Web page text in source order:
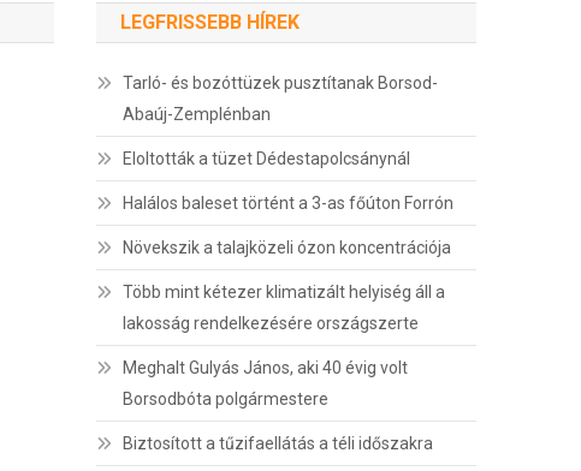
LEGFRISSEBB HÍREK
Tarló- és bozóttüzek pusztítanak Borsod-
Abaúj-Zemplénban
Eloltották a tüzet Dédestapolcsánynál
Halálos baleset történt a 3-as főúton Forrón
Növekszik a talajközeli ózon koncentrációja
Több mint kétezer klimatizált helyiség áll a
lakosság rendelkezésére országszerte
Meghalt Gulyás János, aki 40 évig volt
Borsodbóta polgármestere
Biztosított a tűzifaellátás a téli időszakra